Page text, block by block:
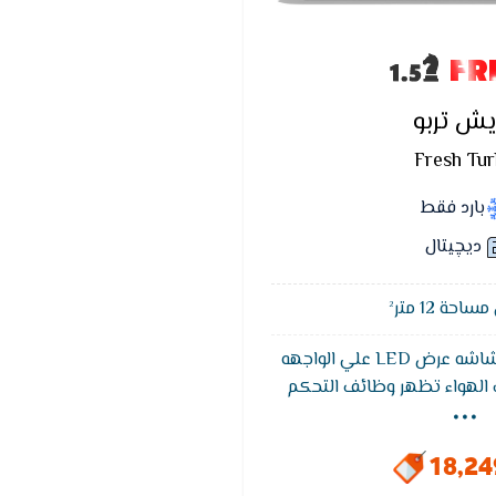
تربو
Fresh
بارد فقط
ديچيتال
12 متر²
يتميز تكييف فريش بشاشه عرض LED علي الواجهه
الهواء تظهر وظائف التحكم
خاصيه التشخيص الذاتي
كود يكون مترجم في كتالوج
العميل
...